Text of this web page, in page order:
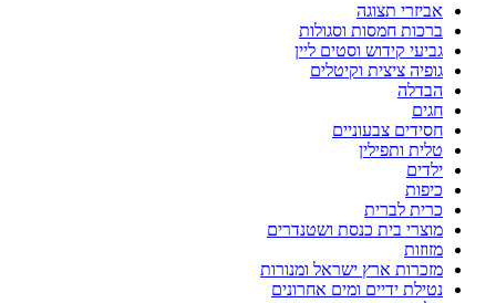
אביזרי תצוגה
ברכות חמסות וסגולות
גביעי קידוש וסטים ליין
גופיה ציצית וקיטלים
הבדלה
חגים
חסידים צבעוניים
טלית ותפילין
ילדים
כיפות
כרית לברית
מוצרי בית כנסת ושטנדרים
מזוזות
מזכרות ארץ ישראל ומנורות
נטילת ידיים ומים אחרונים